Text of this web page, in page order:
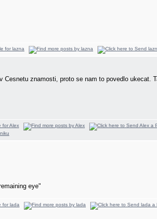
Cesnetu znamosti, proto se nam to povedlo
eye"